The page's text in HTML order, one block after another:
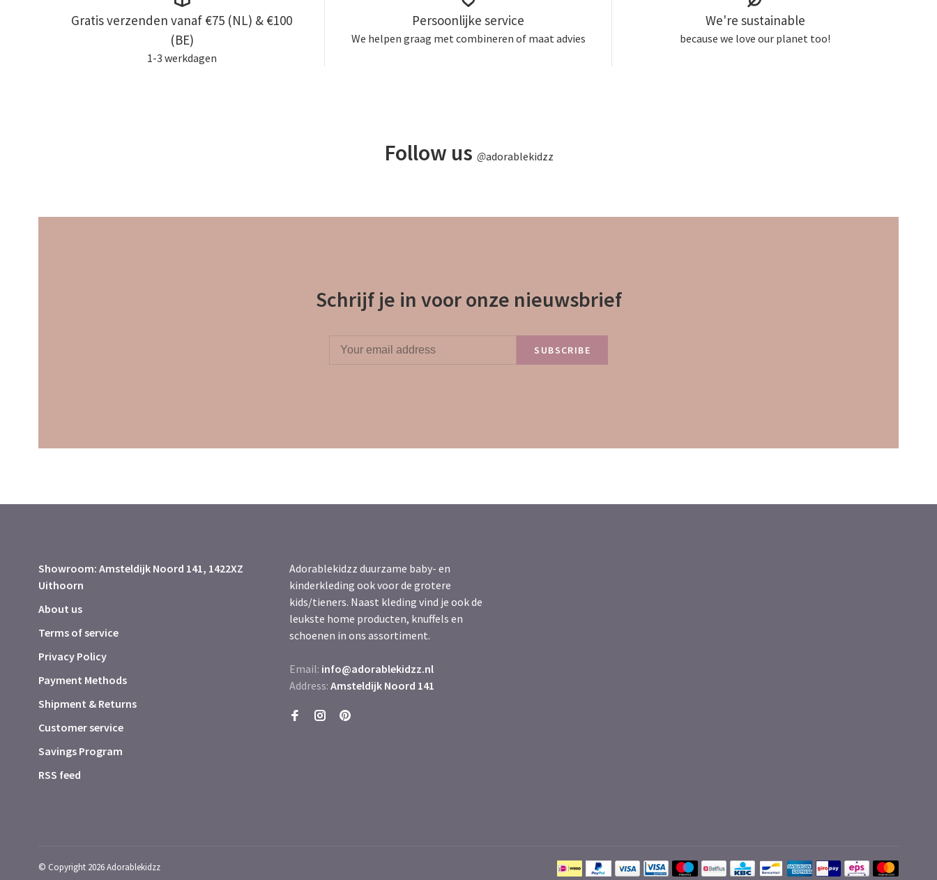
Gratis verzenden vanaf €75 (NL) & €100
(BE)
1-3 werkdagen
Persoonlijke service
We helpen graag met combineren of maat advies
We're sustainable
because we love our planet too!
Follow us @adorablekidzz
Schrijf je in voor onze nieuwsbrief
SUBSCRIBE
Showroom: Amsteldijk Noord 141, 1422XZ
Uithoorn
About us
Terms of service
Privacy Policy
Payment Methods
Shipment & Returns
Customer service
Savings Program
RSS feed
Adorablekidzz duurzame baby- en
kinderkleding ook voor de grotere
kids/tieners. Naast kleding vind je ook de
leukste home producten, knuffels en
schoenen in ons assortiment.
Email: info@adorablekidzz.nl
Address: Amsteldijk Noord 141
© Copyright 2026 Adorablekidzz